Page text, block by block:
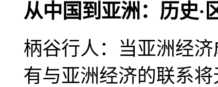
从中国到亚洲：历史·
柄谷行人：当亚洲经
有与亚洲经济的联系